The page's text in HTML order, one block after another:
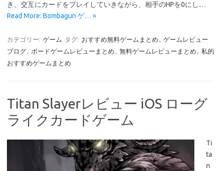
き、交互にカードをプレイしていきながら、相手のHPを0にし…
Read More: Bombagun ゲ… »
カテゴリー: ゲーム タグ: おすすめ無料ゲームまとめ , ゲームレビュー
ブログ, ボードゲームレビューまとめ , 無料ゲームレビューまとめ , 私的
おすすめゲームまとめ
Titan Slayerレビュー iOS ローグ
ライクカードゲーム
Ti
ta
n